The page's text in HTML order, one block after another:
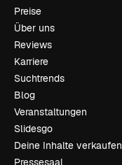
Preise
Über uns
Reviews
Karriere
Suchtrends
Blog
Veranstaltungen
Slidesgo
Deine Inhalte verkaufen
Pressesaal